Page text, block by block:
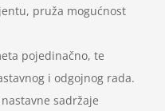
pruža mogućnost
pojedinačno, te
i odgojnog rada.
sadržaje